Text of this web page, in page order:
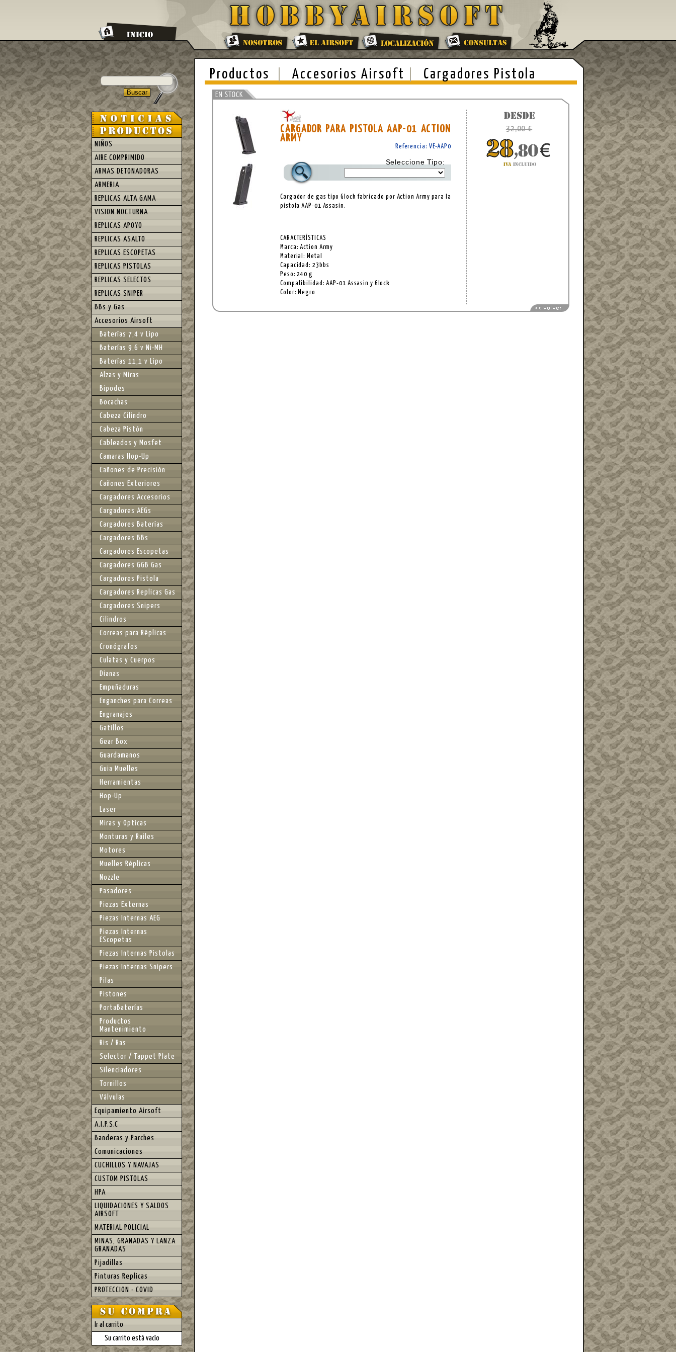
Productos Accesorios Airsoft Cargadores Pistola
32,00 €
CARGADOR PARA PISTOLA AAP-01 ACTION
ARMY
Referencia: VE-AAP0
Seleccione Tipo:
Cargador de gas tipo Glock fabricado por Action Army para la
pistola AAP-01 Assasin.
CARACTERÍSTICAS
Marca: Action Army
Material: Metal
Capacidad: 23bbs
Peso: 240 g
Compatibilidad: AAP-01 Assasin y Glock
Color: Negro
NIÑOS
AIRE COMPRIMIDO
ARMAS DETONADORAS
ARMERIA
REPLICAS ALTA GAMA
VISION NOCTURNA
REPLICAS APOYO
REPLICAS ASALTO
REPLICAS ESCOPETAS
REPLICAS PISTOLAS
REPLICAS SELECTOS
REPLICAS SNIPER
BBs y Gas
Accesorios Airsoft
Baterías 7,4 v Lipo
Baterías 9,6 v Ni-MH
Baterías 11,1 v Lipo
Alzas y Miras
Bípodes
Bocachas
Cabeza Cilindro
Cabeza Pistón
Cableados y Mosfet
Camaras Hop-Up
Cañones de Precisión
Cañones Exteriores
Cargadores Accesorios
Cargadores AEGs
Cargadores Baterías
Cargadores BBs
Cargadores Escopetas
Cargadores GGB Gas
Cargadores Pistola
Cargadores Replicas Gas
Cargadores Snipers
Cilindros
Correas para Réplicas
Cronógrafos
Culatas y Cuerpos
Dianas
Empuñaduras
Enganches para Correas
Engranajes
Gatillos
Gear Box
Guardamanos
Guia Muelles
Herramientas
Hop-Up
Laser
Miras y Opticas
Monturas y Railes
Motores
Muelles Réplicas
Nozzle
Pasadores
Piezas Externas
Piezas Internas AEG
Piezas Internas
EScopetas
Piezas Internas Pistolas
Piezas Internas Snipers
Pilas
Pistones
PortaBaterías
Productos
Mantenimiento
Ris / Ras
Selector / Tappet Plate
Silenciadores
Tornillos
Válvulas
Equipamiento Airsoft
A.I.P.S.C
Banderas y Parches
Comunicaciones
CUCHILLOS Y NAVAJAS
CUSTOM PISTOLAS
HPA
LIQUIDACIONES Y SALDOS
AIRSOFT
MATERIAL POLICIAL
MINAS, GRANADAS Y LANZA
GRANADAS
Pijadillas
Pinturas Replicas
PROTECCION - COVID
Ir al carrito
Su carrito está vacío